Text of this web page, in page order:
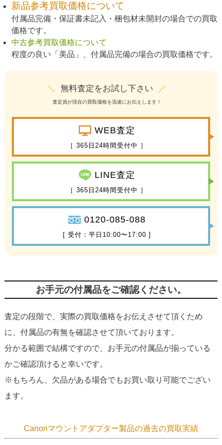
新品参考買取価格について
付属品完備・保証書未記入・梱包材未開封の場合での買取
価格です。
中古参考買取価格について
程度の良い「美品」、付属品完備の場合の買取価格です。
＼ 無料査定をお試し下さい ／
査定員が現在の買取価格を迅速にお伝えします！
WEB査定
［ 365日24時間受付中 ］
LINE査定
［ 365日24時間受付中 ］
0120-085-088
[ 受付：平日10:00〜17:00 ]
お手元の付属品をご確認ください。
査定の段階で、実際の買取価格をお伝えさせて頂くため
に、付属品の有無を確認させて頂いております。
分かる範囲で結構ですので、お手元の付属品が揃っている
かご確認頂けると幸いです。
※もちろん、欠品がある場合でもお買い取り可能でござい
ます。
Canonマウントアダプター製品の過去の買取実績